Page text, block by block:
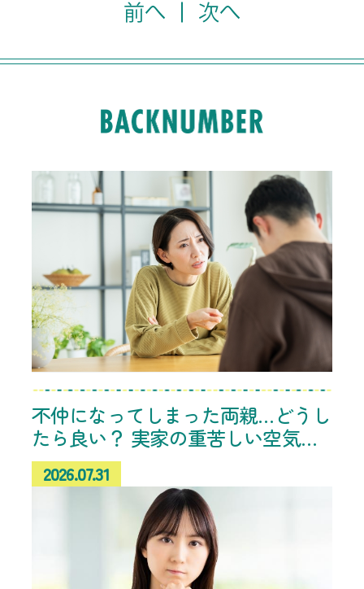
前へ 次へ
不仲になってしまった両親…どうし
たら良い？ 実家の重苦しい空気に
悩む相談者へのアドバイス続々
2026.07.31